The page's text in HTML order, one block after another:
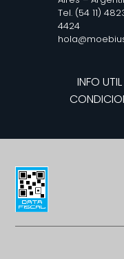
Tel. (54 11)
4424
INFO UTIL